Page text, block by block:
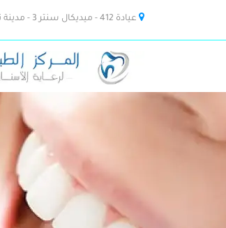
عيادة 412 - ميديكال سنتر 3 - مدينة نصر